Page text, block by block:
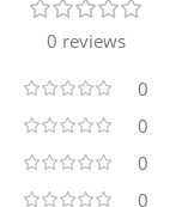
0 reviews
0
0
0
0